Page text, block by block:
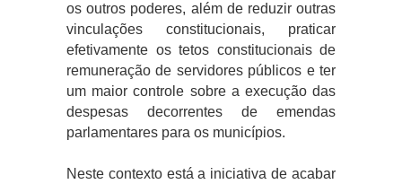
os outros poderes, além de reduzir outras
vinculações constitucionais, praticar
efetivamente os tetos constitucionais de
remuneração de servidores públicos e ter
um maior controle sobre a execução das
despesas decorrentes de emendas
parlamentares para os municípios.
Neste contexto está a iniciativa de acabar